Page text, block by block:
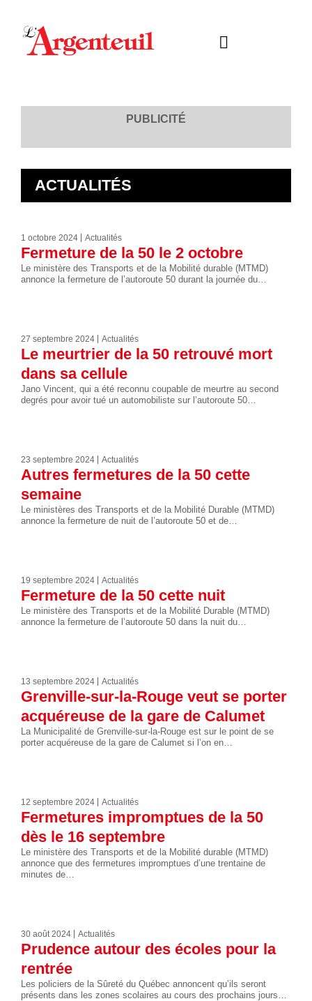
PUBLICITÉ
ACTUALITÉS
1 octobre 2024 Actualités
Fermeture de la 50 le 2 octobre
Le ministère des Transports et de la Mobilité durable (MTMD)
annonce la fermeture de l’autoroute 50 durant la journée du…
27 septembre 2024 Actualités
Le meurtrier de la 50 retrouvé mort
dans sa cellule
Jano Vincent, qui a été reconnu coupable de meurtre au second
degrés pour avoir tué un automobiliste sur l’autoroute 50…
23 septembre 2024 Actualités
Autres fermetures de la 50 cette
semaine
Le ministères des Transports et de la Mobilité Durable (MTMD)
annonce la fermeture de nuit de l’autoroute 50 et de…
19 septembre 2024 Actualités
Fermeture de la 50 cette nuit
Le ministère des Transports et de la Mobilité Durable (MTMD)
annonce la fermeture de l’autoroute 50 dans la nuit du…
13 septembre 2024 Actualités
Grenville-sur-la-Rouge veut se porter
acquéreuse de la gare de Calumet
La Municipalité de Grenville-sur-la-Rouge est sur le point de se
porter acquéreuse de la gare de Calumet si l’on en…
12 septembre 2024 Actualités
Fermetures impromptues de la 50
dès le 16 septembre
Le ministère des Transports et de la Mobilité durable (MTMD)
annonce que des fermetures impromptues d’une trentaine de
minutes de…
30 août 2024 Actualités
Prudence autour des écoles pour la
rentrée
Les policiers de la Sûreté du Québec annoncent qu’ils seront
présents dans les zones scolaires au cours des prochains jours…